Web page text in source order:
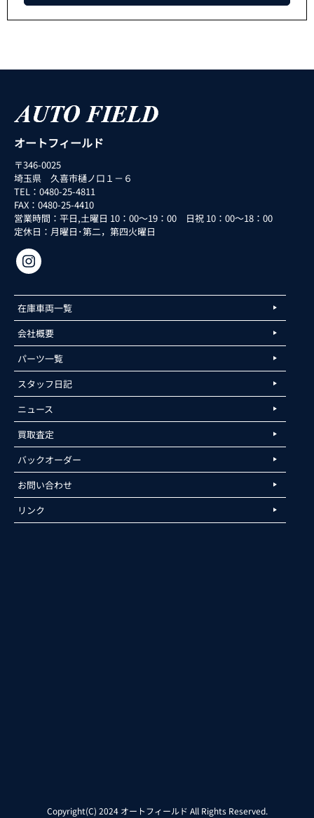
オートフィールド
〒346-0025
埼玉県 久喜市樋ノ口１－６
TEL：0480-25-4811
FAX：0480-25-4410
営業時間：平日,土曜日 10：00～19：00 日祝 10：00～18：00
定休日：月曜日･第二，第四火曜日
在庫車両一覧
会社概要
パーツ一覧
スタッフ日記
ニュース
買取査定
バックオーダー
お問い合わせ
リンク
Copyright(C) 2024 オートフィールド All Rights Reserved.